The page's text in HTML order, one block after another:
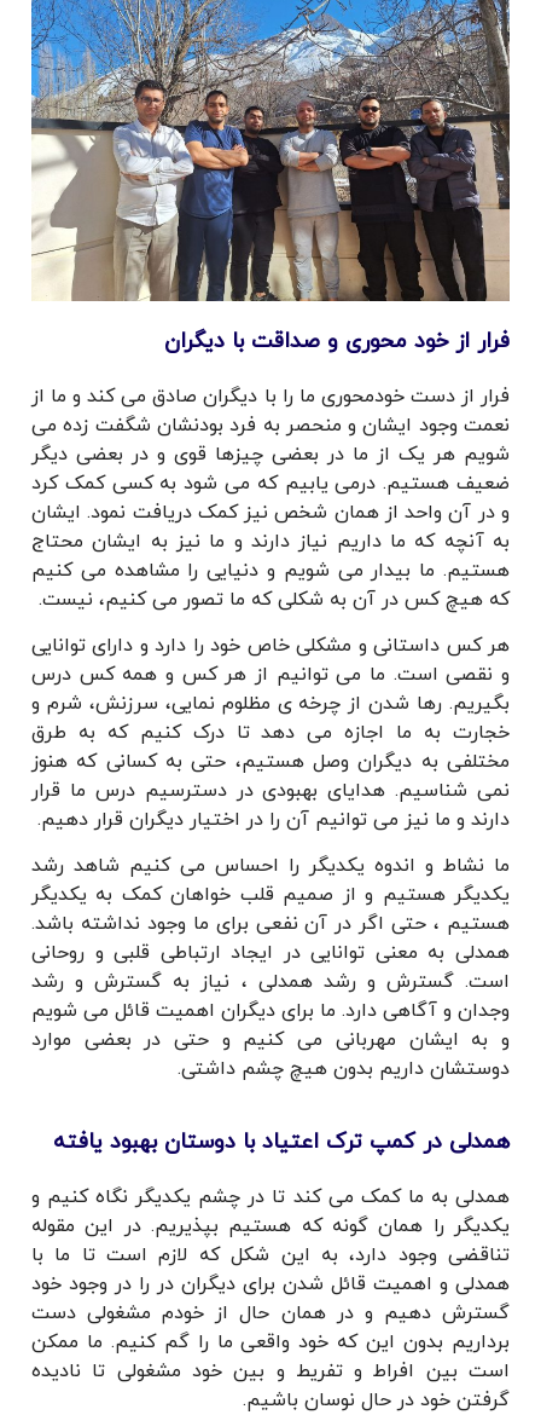
فرار از خود محوری و صداقت با دیگران
فرار از دست خودمحوری ما را با دیگران صادق می کند و ما از
نعمت وجود ایشان و منحصر به فرد بودنشان شگفت زده می
شویم هر یک از ما در بعضی چیزها قوی و در بعضی دیگر
ضعیف هستیم. درمی یابیم که می شود به کسی کمک کرد
و در آن واحد از همان شخص نیز کمک دریافت نمود. ایشان
به آنچه که ما داریم نیاز دارند و ما نیز به ایشان محتاج
هستیم. ما بیدار می شویم و دنیایی را مشاهده می کنیم
که هیچ کس در آن به شکلی که ما تصور می کنیم، نیست.
هر کس داستانی و مشکلی خاص خود را دارد و دارای توانایی
و نقصی است. ما می توانیم از هر کس و همه کس درس
بگیریم. رها شدن از چرخه ی مظلوم نمایی، سرزنش، شرم و
خجارت به ما اجازه می دهد تا درک کنیم که به طرق
مختلفی به دیگران وصل هستیم، حتی به کسانی که هنوز
نمی شناسیم. هدایای بهبودی در دسترسیم درس ما قرار
دارند و ما نیز می توانیم آن را در اختیار دیگران قرار دهیم.
ما نشاط و اندوه یکدیگر را احساس می کنیم شاهد رشد
یکدیگر هستیم و از صمیم قلب خواهان کمک به یکدیگر
هستیم ، حتی اگر در آن نفعی برای ما وجود نداشته باشد.
همدلی به معنی توانایی در ایجاد ارتباطی قلبی و روحانی
است. گسترش و رشد همدلی ، نیاز به گسترش و رشد
وجدان و آگاهی دارد. ما برای دیگران اهمیت قائل می شویم
و به ایشان مهربانی می کنیم و حتی در بعضی موارد
دوستشان داریم بدون هیچ چشم داشتی.
همدلی در کمپ ترک اعتیاد با دوستان بهبود یافته
همدلی به ما کمک می کند تا در چشم یکدیگر نگاه کنیم و
یکدیگر را همان گونه که هستیم بپذیریم. در این مقوله
تناقضی وجود دارد، به این شکل که لازم است تا ما با
همدلی و اهمیت قائل شدن برای دیگران در را در وجود خود
گسترش دهیم و در همان حال از خودم مشغولی دست
برداریم بدون این که خود واقعی ما را گم کنیم. ما ممکن
است بین افراط و تفریط و بین خود مشغولی تا نادیده
گرفتن خود در حال نوسان باشیم.